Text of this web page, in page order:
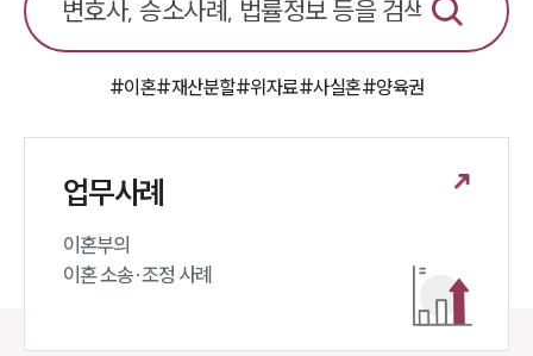
#이혼#재산분할#위자료#사실혼#양육권
업무사례
이혼부의
이혼 소송·조정 사례